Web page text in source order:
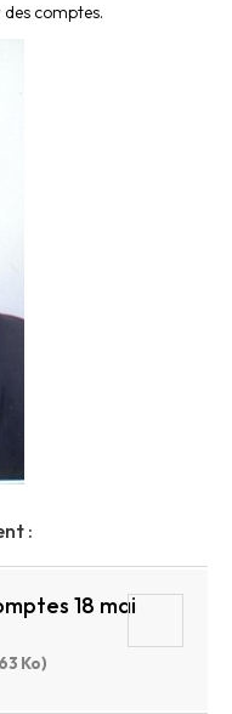
comptes.
:
18 mai
Ko)